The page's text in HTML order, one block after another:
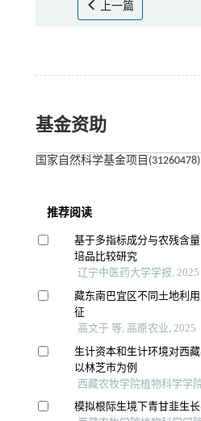
上一篇
基金资助
国家自然科学基金项目(31260478)